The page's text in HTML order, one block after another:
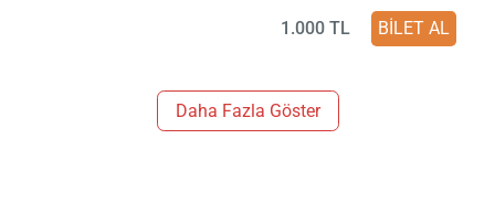
1.000 TL BİLET AL
Daha Fazla Göster